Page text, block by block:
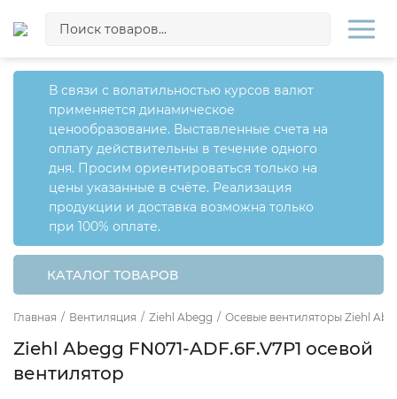
В связи с волатильностью курсов валют
применяется динамическое
ценообразование. Выставленные счета на
оплату действительны в течение одного
дня. Просим ориентироваться только на
цены указанные в счёте. Реализация
продукции и доставка возможна только
при 100% оплате.
КАТАЛОГ ТОВАРОВ
Главная / Вентиляция / Ziehl Abegg / Осевые вентиляторы Ziehl
Ziehl Abegg FN071-ADF.6F.V7P1 осевой
вентилятор